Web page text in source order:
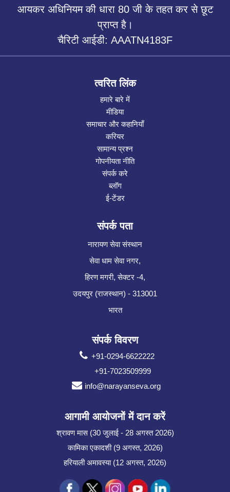
आयकर अधिनियम की धारा 80 जी के तहत कर से छूट
प्राप्त है।
चैरिटी आईडी: AAATN4183F
त्वरित लिंक
हमारे बारे में
मीडिया
समाचार और कहानियाँ
करियर
सामान्य प्रश्न
गोपनीयता नीति
संपर्क करे
ब्लॉग
ई-टेंडर
संपर्क पता
नारायण सेवा संस्थान
सेवा धाम सेवा नगर,
हिरण मगरी, सेक्टर -4,
उदयपुर (राजस्थान) - 313001
भारत
संपर्क विवरण
+91-0294-6622222
+91-7023509999
info@narayanseva.org
आगामी आयोजनों में दान करें
श्रावण मास (30 जुलाई - 28 अगस्त 2026)
कामिका एकादशी (9 अगस्त, 2026)
हरियाली अमावस्या (12 अगस्त, 2026)